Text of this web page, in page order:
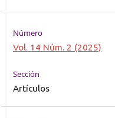
Número
Vol. 14 Núm. 2 (2025)
Sección
Artículos